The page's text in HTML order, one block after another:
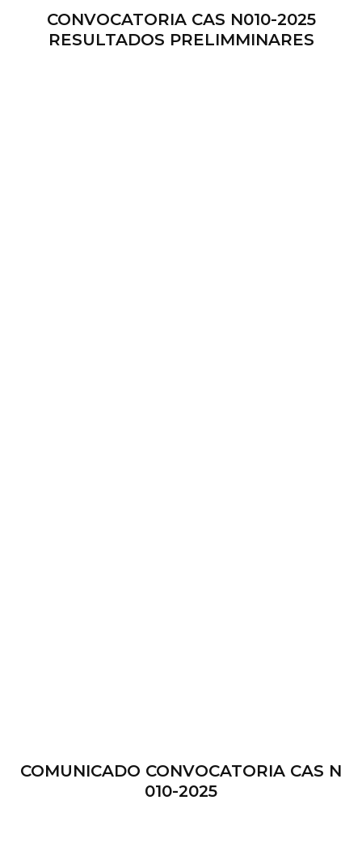
CONVOCATORIA CAS N010-2025
RESULTADOS PRELIMMINARES
COMUNICADO CONVOCATORIA CAS N
010-2025